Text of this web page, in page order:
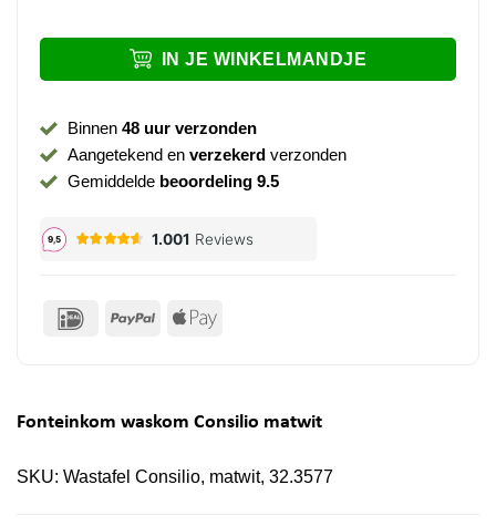
IN JE WINKELMANDJE
Binnen 48 uur verzonden
Aangetekend en verzekerdverzonden
Gemiddelde beoordeling 9.5
IDeal PayPal Apple
Fonteinkom waskom Consilio matwit
SKU: Wastafel Consilio, matwit, 32.3577